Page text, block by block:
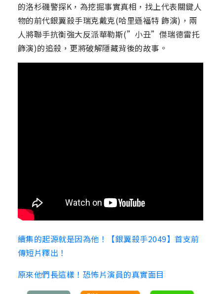
的洛杉磯警探K，為挖掘事實真相，找上代表關鍵人
物的前代銀翼殺手瑞克戴克(哈里遜福特 飾演)，兩
人將聯手抗衡強大反派華勒斯(”小丑”傑瑞德雷托
飾演)的追殺，更將破解隱藏背後的故事。
續集的起源就是因為他！【銀翼殺手2049】首支前
傳短片釋出！
原來他們長這樣！恐怖片演員的真實面目